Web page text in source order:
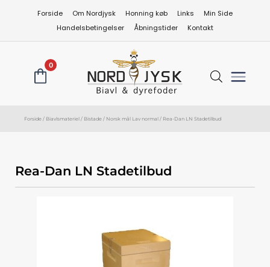
Forside Om Nordjysk Honning køb Links
Min Side
Handelsbetingelser
Åbningstider Kontakt
0
Forside / Biavlsmateriel / Bistade / Norsk mål Lav normal / Rea-Dan LN Stadetilbud
Rea-Dan LN Stadetilbud